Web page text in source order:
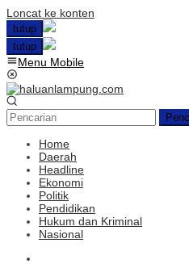
Loncat ke konten
tutup
tutup
Menu Mobile
Home
Daerah
Headline
Ekonomi
Politik
Pendidikan
Hukum dan Kriminal
Nasional